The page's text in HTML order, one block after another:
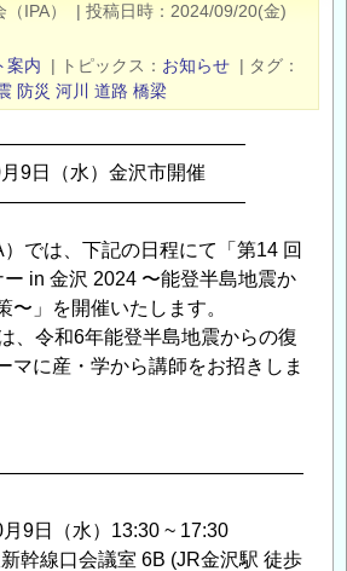
IPA） | 投稿日時
2024/09/20(金)
案内 | トピックス お知らせ | タグ
防災 河川 道路 橋梁
9日（水）金沢市開催
では、下記の日程にて「第14 回
ー in ⾦沢 2024 〜能登半島地震か
〜」を開催いたします。
、令和6年能登半島地震からの復
マに産・学から講師をお招きしま
9日（水）13:30 ~ 17:30
幹線⼝会議室 6B (JR金沢駅 徒歩